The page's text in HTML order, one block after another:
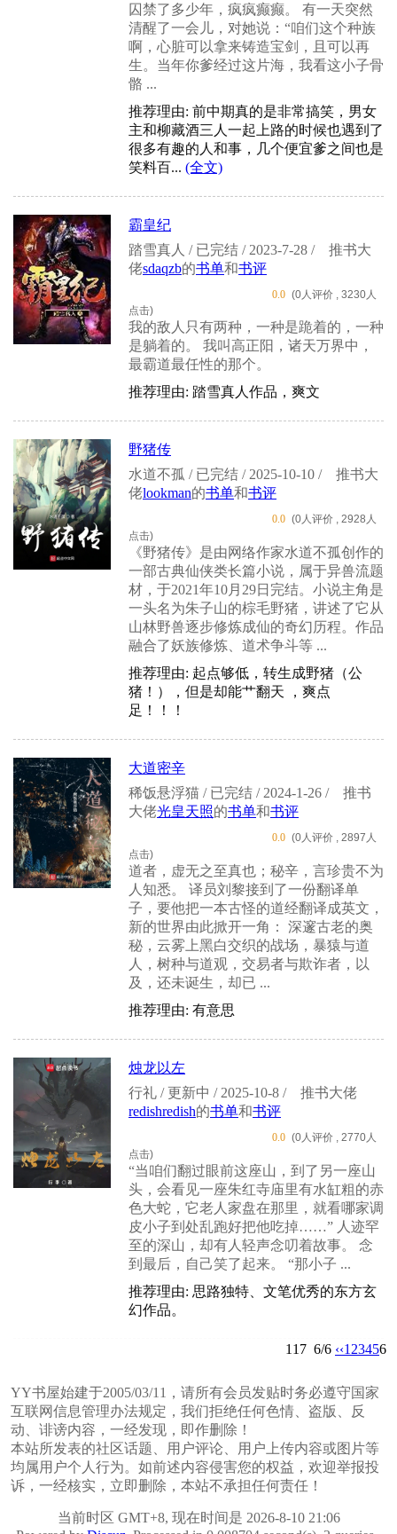
囚禁了多少年，疯疯癫癫。 有一天突然
清醒了一会儿，对她说：“咱们这个种族
啊，心脏可以拿来铸造宝剑，且可以再
生。当年你爹经过这片海，我看这小子骨
骼 ...
推荐理由: 前中期真的是非常搞笑，男女
主和柳藏酒三人一起上路的时候也遇到了
很多有趣的人和事，几个便宜爹之间也是
笑料百... (全文)
霸皇纪
踏雪真人 / 已完结 / 2023-7-28 /
推书大
佬sdaqzb的书单和书评
0.0 (0人评价 , 3230人
点击)
我的敌人只有两种，一种是跪着的，一种
是躺着的。 我叫高正阳，诸天万界中，
最霸道最任性的那个。
推荐理由: 踏雪真人作品，爽文
野猪传
水道不孤 / 已完结 / 2025-10-10 /
推书大
佬lookman的书单和书评
0.0 (0人评价 , 2928人
点击)
《野猪传》是由网络作家水道不孤创作的
一部古典仙侠类长篇小说，属于异兽流题
材，于2021年10月29日完结。小说主角是
一头名为朱子山的棕毛野猪，讲述了它从
山林野兽逐步修炼成仙的奇幻历程。作品
融合了妖族修炼、道术争斗等 ...
推荐理由: 起点够低，转生成野猪（公
猪！），但是却能艹翻天 ，爽点
足！！！
大道密辛
稀饭悬浮猫 / 已完结 / 2024-1-26 /
推书
大佬光皇天照的书单和书评
0.0 (0人评价 , 2897人
点击)
道者，虚无之至真也；秘辛，言珍贵不为
人知悉。 译员刘黎接到了一份翻译单
子，要他把一本古怪的道经翻译成英文，
新的世界由此掀开一角： 深邃古老的奥
秘，云雾上黑白交织的战场，暴猿与道
人，树种与道观，交易者与欺诈者，以
及，还未诞生，却已 ...
推荐理由: 有意思
烛龙以左
行礼 / 更新中 / 2025-10-8 /
推书大佬
redishredish的书单和书评
0.0 (0人评价 , 2770人
点击)
“当咱们翻过眼前这座山，到了另一座山
头，会看见一座朱红寺庙里有水缸粗的赤
色大蛇，它老人家盘在那里，就看哪家调
皮小子到处乱跑好把他吃掉……” 人迹罕
至的深山，却有人轻声念叨着故事。 念
到最后，自己笑了起来。 “那小子 ...
推荐理由: 思路独特、文笔优秀的东方玄
幻作品。
117 6/6 ‹‹1 23456
YY书屋始建于2005/03/11，请所有会员发贴时务必遵守国家
互联网信息管理办法规定，我们拒绝任何色情、盗版、反
动、诽谤内容，一经发现，即作删除！
本站所发表的社区话题、用户评论、用户上传内容或图片等
均属用户个人行为。如前述内容侵害您的权益，欢迎举报投
诉，一经核实，立即删除，本站不承担任何责任！
当前时区 GMT+8, 现在时间是 2026-8-10 21:06